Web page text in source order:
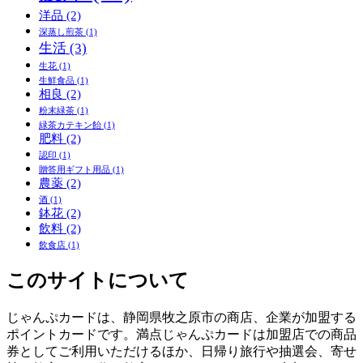
洋品 (2)
深蒸し煎茶 (1)
生活 (3)
生花 (1)
生鮮食品 (1)
相良 (2)
粉末緑茶 (1)
緑茶カテキン飴 (1)
肥料 (2)
認印 (1)
贈答用ギフト用品 (1)
農薬 (2)
酒 (1)
鉢花 (2)
飲料 (2)
飲食店 (1)
このサイトについて
じゃんぷカードは、静岡県牧之原市の商店、企業が加盟する
ポイントカードです。満点じゃんぷカードは加盟店での商品
券としてご利用いただけるほか、日帰り旅行や抽選会、寄せ